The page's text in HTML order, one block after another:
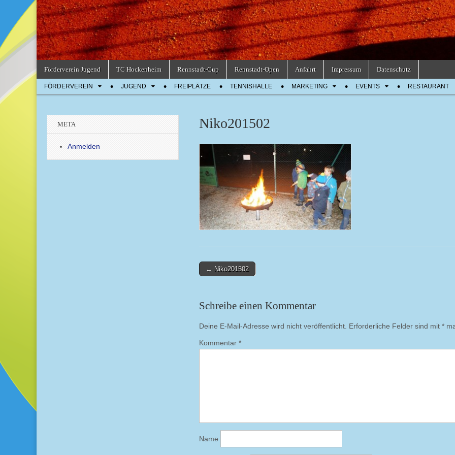
Main
menu
to
content
Förderverein Jugend TC Hockenheim Rennstadt-Cup Rennstadt-Open Anfahrt Impressum Datenschutz
Sub
menu
FÖRDERVEREIN JUGEND FREIPLÄTZE TENNISHALLE MARKETING EVENTS RESTAURANT
Niko201502
Post← Niko201502
Schreibe einen Kommentar
Deine E-Mail-Adresse wird nicht veröffentlicht. Erforderliche Felder sind mit *
Kommentar *
Name
META
Anmelden